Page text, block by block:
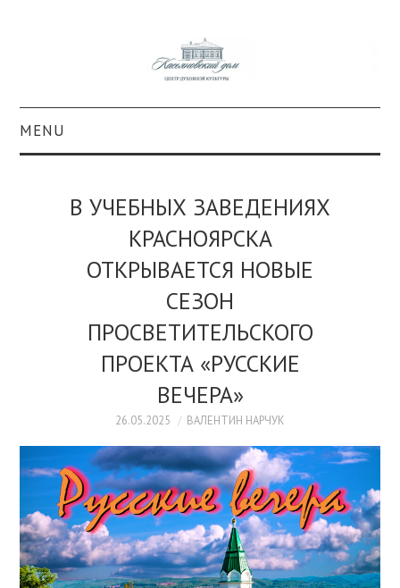
MENU
КОЛЛЕКЦИИ
#КАСДОМ
ОБРАЗОВАНИЕ
В УЧЕБНЫХ ЗАВЕДЕНИЯХ
КРАСНОЯРСКА
ОТКРЫВАЕТСЯ НОВЫЕ
СЕЗОН
ПРОСВЕТИТЕЛЬСКОГО
ПРОЕКТА «РУССКИЕ
ВЕЧЕРА»
26.05.2025 ВАЛЕНТИН НАРЧУК